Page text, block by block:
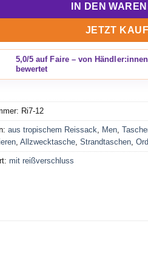
IN DEN
JETZT
Ri7-12
aus tropischem Reissack, Men,
, Allzwecktasche, Strandtaschen,
mit reißverschluss